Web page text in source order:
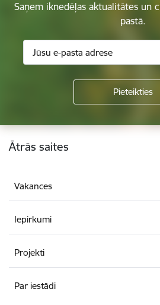
Saņem iknedēļas aktualitātes un
pastā.
Kājene
Ātrās saites
Vakances
Iepirkumi
Projekti
Par iestādi